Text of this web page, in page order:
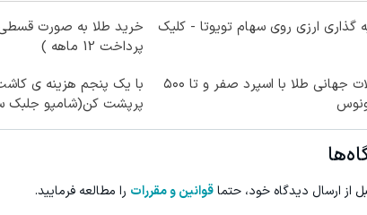
گذاری ارزی روی سهام تویوتا - کلیک
خرید طلا به صورت قسطی
پرداخت 12 ماهه )
معاملات جهانی طلا با اسپرد صفر و تا ۵۰۰
با یک پنجم هزینه ی
پرپشت کن(شامپو جلبک
از ارسال دیدگاه خود، حتماقوانین و مقررات را مطالعه فرمایید.